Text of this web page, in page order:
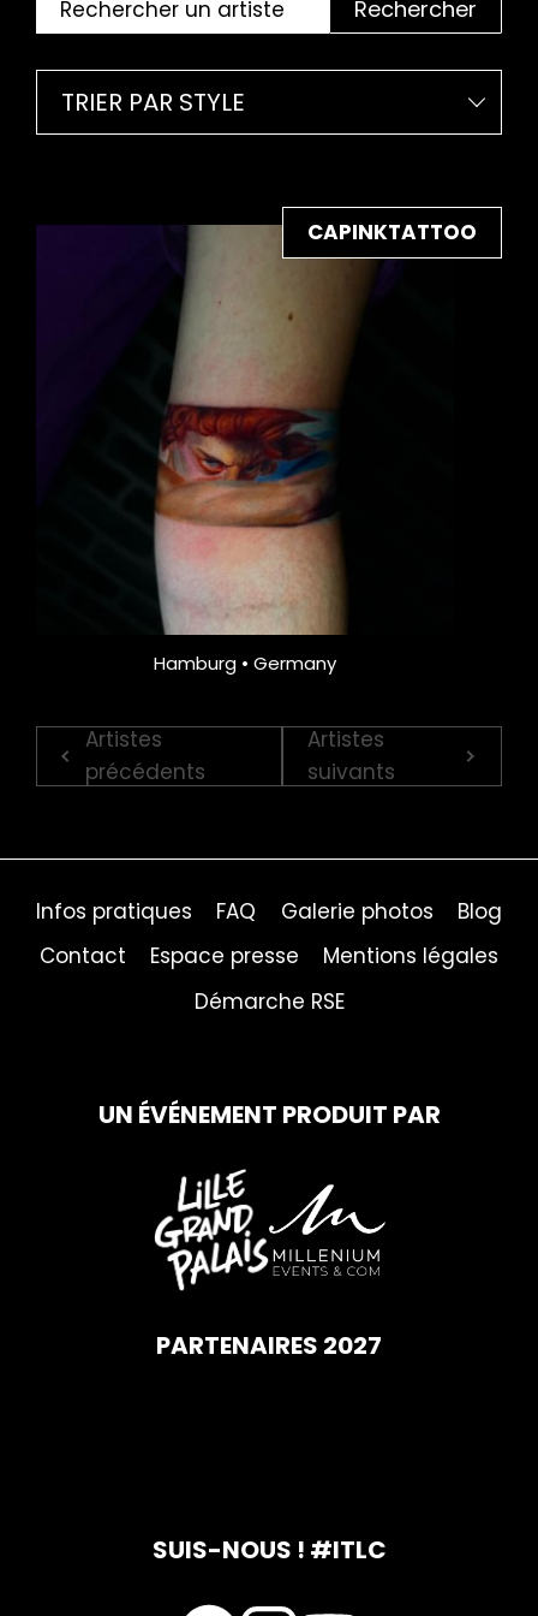
Rechercher
TRIER PAR STYLE
CAPINKTATTOO
Hamburg • Germany
Artistes
précédents
Artistes
suivants
Infos pratiques FAQ Galerie photos
Blog
Contact
Espace presse
Mentions légales
Démarche RSE
UN ÉVÉNEMENT PRODUIT PAR
PARTENAIRES 2027
SUIS-NOUS ! #ITLC